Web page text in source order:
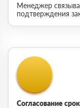
Менеджер
подтверждения
Согласование